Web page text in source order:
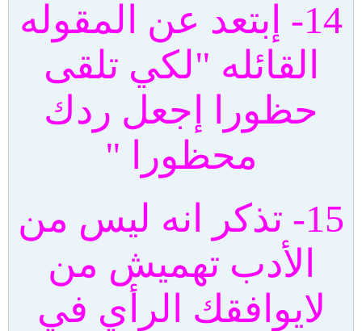
14- إبتعد عن المقوله
القائله "لكي تلقى
حظورا إجعل ردك
محظورا "
15- تذكر انه ليس من
الأدب تهميش من
لايوافقك الرأي في